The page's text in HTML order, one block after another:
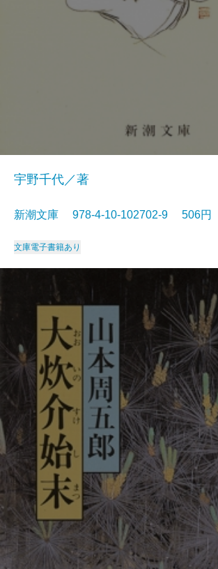
宇野千代／著
新潮文庫 978-4-10-102702-9 506円
文庫電子書籍あり